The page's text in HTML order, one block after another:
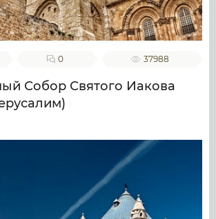
0 37988
Собор Святого Иакова